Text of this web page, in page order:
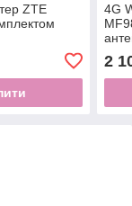
ZTE
4G
2